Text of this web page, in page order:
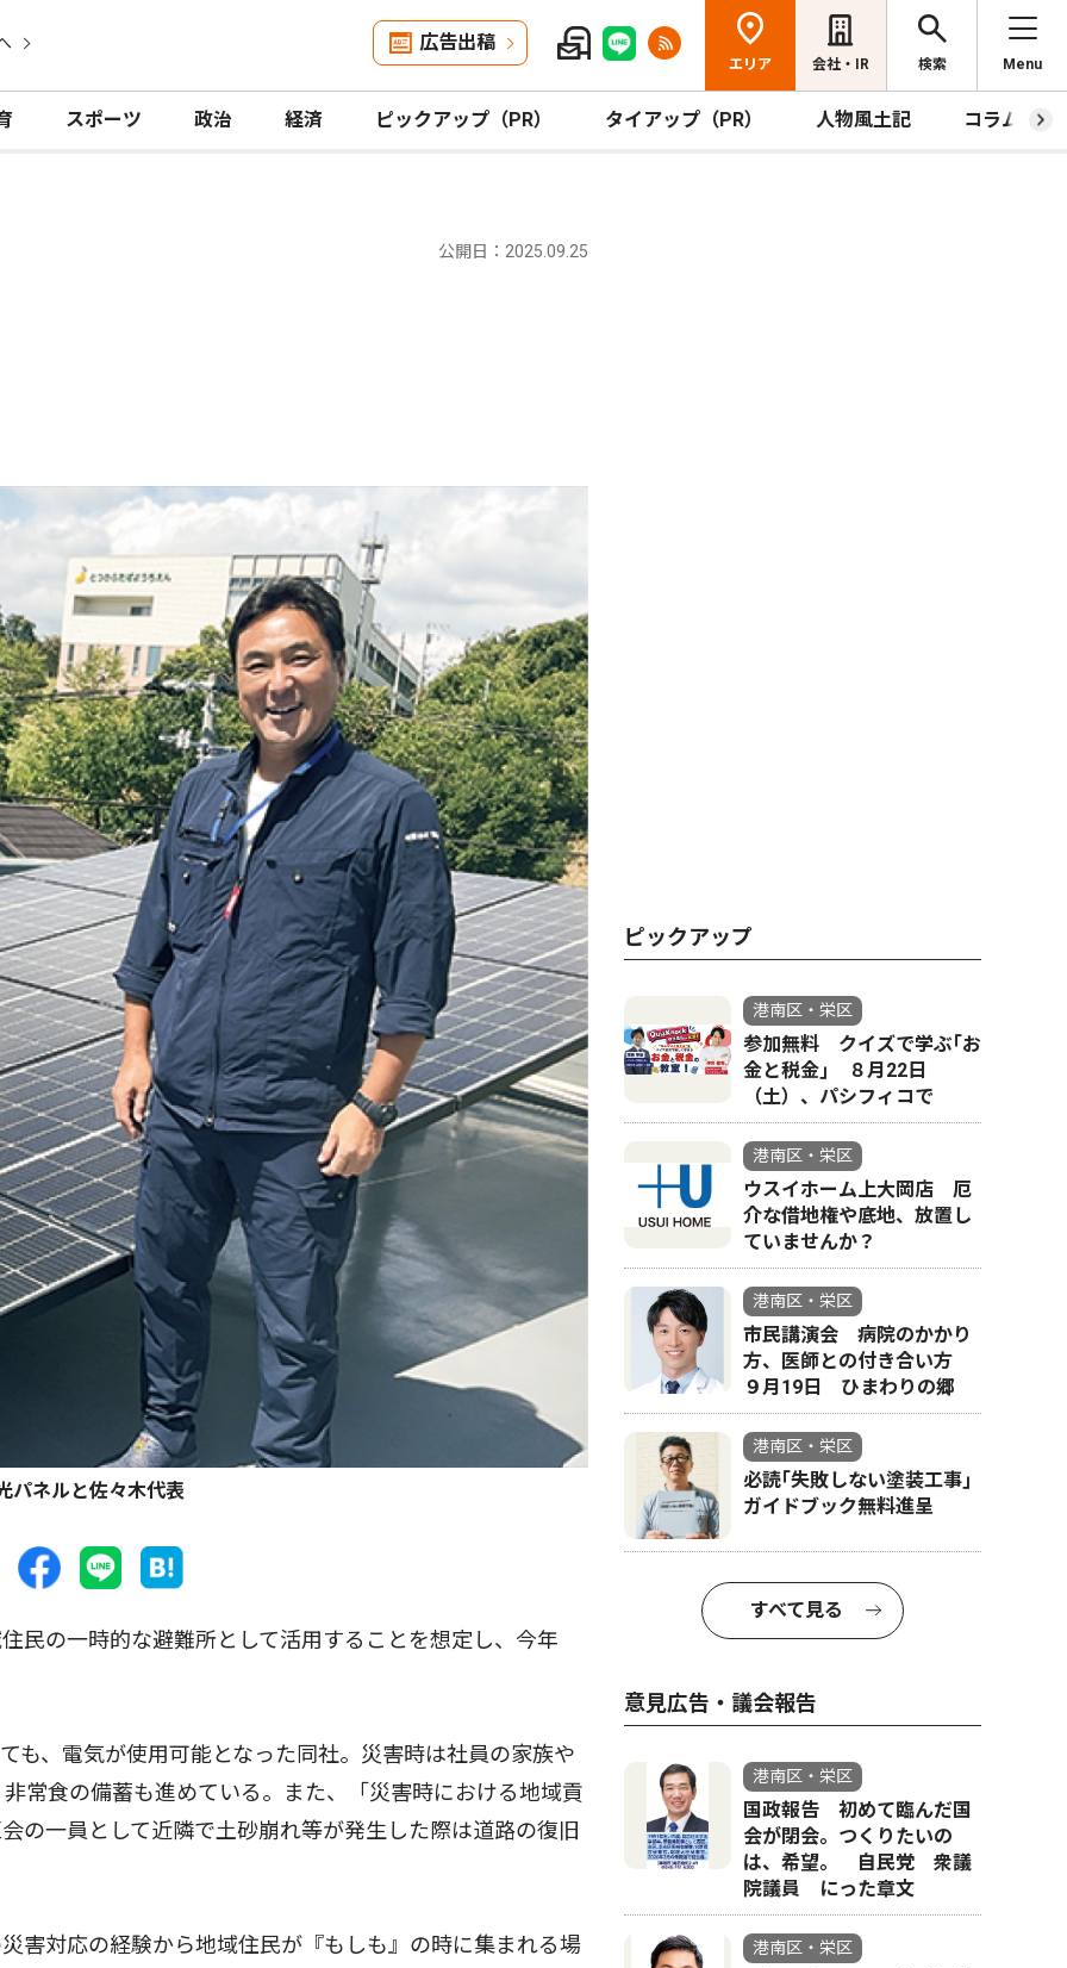
広告出稿
エリア 会社・IR 検索 Menu
スポーツ 政治 経済 ピックアップ（PR） タイアップ（PR） 人物風土記 コラム
公開日：2025.09.25
パネルと佐々木代表
の一時的な避難所として活用することを想定し、今年
、電気が使用可能となった同社。災害時は社員の家族や
常食の備蓄も進めている。また、「災害時における地域貢
の一員として近隣で土砂崩れ等が発生した際は道路の復旧
対応の経験から地域住民が『もしも』の時に集まれる場
ピックアップ
港南区・栄区
参加無料 クイズで学ぶ｢お
金と税金｣ ８月22日
（土）、パシフィコで
港南区・栄区
ウスイホーム上大岡店 厄
介な借地権や底地、放置し
ていませんか？
港南区・栄区
市民講演会 病院のかかり
方、医師との付き合い方
９月19日 ひまわりの郷
港南区・栄区
必読｢失敗しない塗装工事｣
ガイドブック無料進呈
すべて見る
意見広告・議会報告
港南区・栄区
国政報告 初めて臨んだ国
会が閉会。つくりたいの
は、希望。 自民党 衆議
院議員 にった章文
港南区・栄区